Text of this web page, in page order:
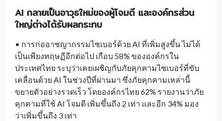
AI กลายเป็นอาวุธใหม่ของผู้โจมตี และองค์กรส่วน
ใหญ่ต่างได้รับผลกระทบ
• การก่ออาชญากรรมไซเบอร์ด้วย AI ที่เพิ่มสูงขึ้น ไม่ได้
เป็นเพียงทฤษฏีอีกต่อไป เกือบ 58% ขององค์กรใน
ประเทศไทย ระบุว่าเคยเผชิญกับภัยคุกคามไซเบอร์ที่ขับ
เคลื่อนด้วย AI ในช่วงปีที่ผ่านมา ซึ่งภัยคุกคามเหล่านี้
ขยายตัวอย่างรวดเร็ว โดยองค์กรไทย 62% รายงานว่าภัย
คุกคามที่ใช้ AI โจมตี เพิ่มขึ้นถึง 2 เท่า และอีก 34% มอง
ว่าเพิ่มขึ้นถึง 3 เท่า